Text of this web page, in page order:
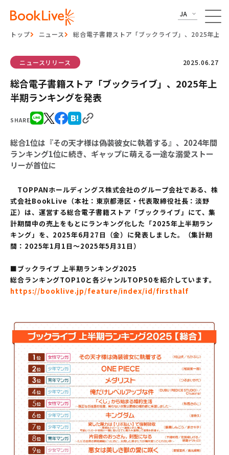
JA
トップ ニュース 総合電子書籍ストア「ブックライブ」、2025年上
SHARE
ニュースリリース 2025.06.27
総合電子書籍ストア「ブックライブ」、2025年上
半期ランキングを発表
総合1位は『その天才様は偽装彼女に執着する』、2024年間
ランキング1位に続き、ギャップに萌える一途な溺愛ストー
リーが首位に
TOPPANホールディングス株式会社のグループ会社である、株
式会社BookLive（本社：東京都港区・代表取締役社長：淡野
正）は、運営する総合電子書籍ストア「ブックライブ」にて、集
計期間中の売上をもとにランキング化した「2025年上半期ラン
キング」を、2025年6月27日（金）に発表しました。（集計期
間：2025年1月1日～2025年5月31日）
■ブックライブ 上半期ランキング2025
総合ランキングTOP10と各ジャンルTOP50を紹介しています。
https://booklive.jp/feature/index/id/firsthalf